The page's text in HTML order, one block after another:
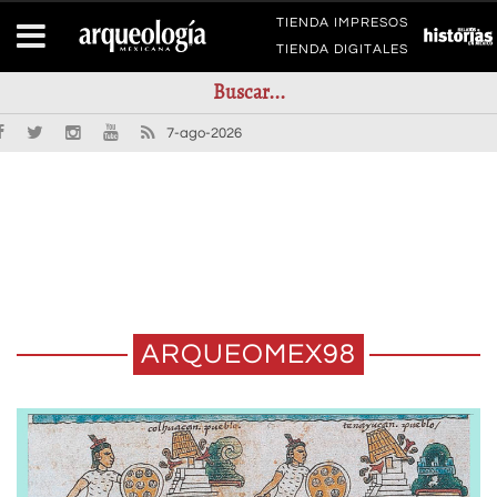
TIENDA IMPRESOS
TIENDA DIGITALES
7-ago-2026
ARQUEOMEX98